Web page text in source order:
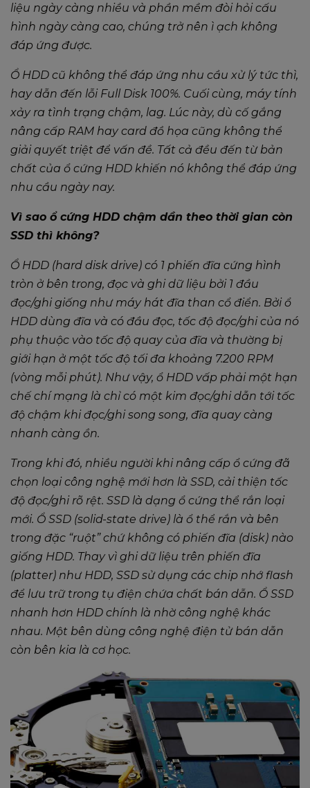
liệu ngày càng nhiều và phần mềm đòi hỏi cấu
hình ngày càng cao, chúng trở nên ì ạch không
đáp ứng được.
Ổ HDD cũ không thể đáp ứng nhu cầu xử lý tức thì,
hay dẫn đến lỗi Full Disk 100%. Cuối cùng, máy tính
xảy ra tình trạng chậm, lag. Lúc này, dù cố gắng
nâng cấp RAM hay card đồ họa cũng không thể
giải quyết triệt để vấn đề. Tất cả đều đến từ bản
chất của ổ cứng HDD khiến nó không thể đáp ứng
nhu cầu ngày nay.
Vì sao ổ cứng HDD chậm dần theo thời gian còn
SSD thì không?​
Ổ HDD (hard disk drive) có 1 phiến đĩa cứng hình
tròn ở bên trong, đọc và ghi dữ liệu bởi 1 đầu
đọc/ghi giống như máy hát đĩa than cổ điển. Bởi ổ
HDD dùng đĩa và có đầu đọc, tốc độ đọc/ghi của nó
phụ thuộc vào tốc độ quay của đĩa và thường bị
giới hạn ở một tốc độ tối đa khoảng 7.200 RPM
(vòng mỗi phút). Như vậy, ổ HDD vấp phải một hạn
chế chí mạng là chỉ có một kim đọc/ghi dẫn tới tốc
độ chậm khi đọc/ghi song song, đĩa quay càng
nhanh càng ồn.
Trong khi đó, nhiều người khi nâng cấp ổ cứng đã
chọn loại công nghệ mới hơn là SSD, cải thiện tốc
độ đọc/ghi rõ rệt. SSD là dạng ổ cứng thể rắn loại
mới. Ổ SSD (solid-state drive) là ổ thể rắn và bên
trong đặc “ruột” chứ không có phiến đĩa (disk) nào
giống HDD. Thay vì ghi dữ liệu trên phiến đĩa
(platter) như HDD, SSD sử dụng các chip nhớ flash
để lưu trữ trong tụ điện chứa chất bán dẫn. Ổ SSD
nhanh hơn HDD chính là nhờ công nghệ khác
nhau. Một bên dùng công nghệ điện tử bán dẫn
còn bên kia là cơ học.